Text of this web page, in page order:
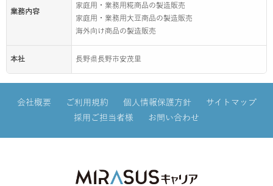
業務内容
家庭用・業務用糀商品の製造販売
家庭用・業務用大豆商品の製造販売
海外向け商品の製造販売
本社 長野県長野市安茂里
会社概要 ご利用規約 個人情報保護方針
サイトマップ
採用ご担当者様
お問い合わせ